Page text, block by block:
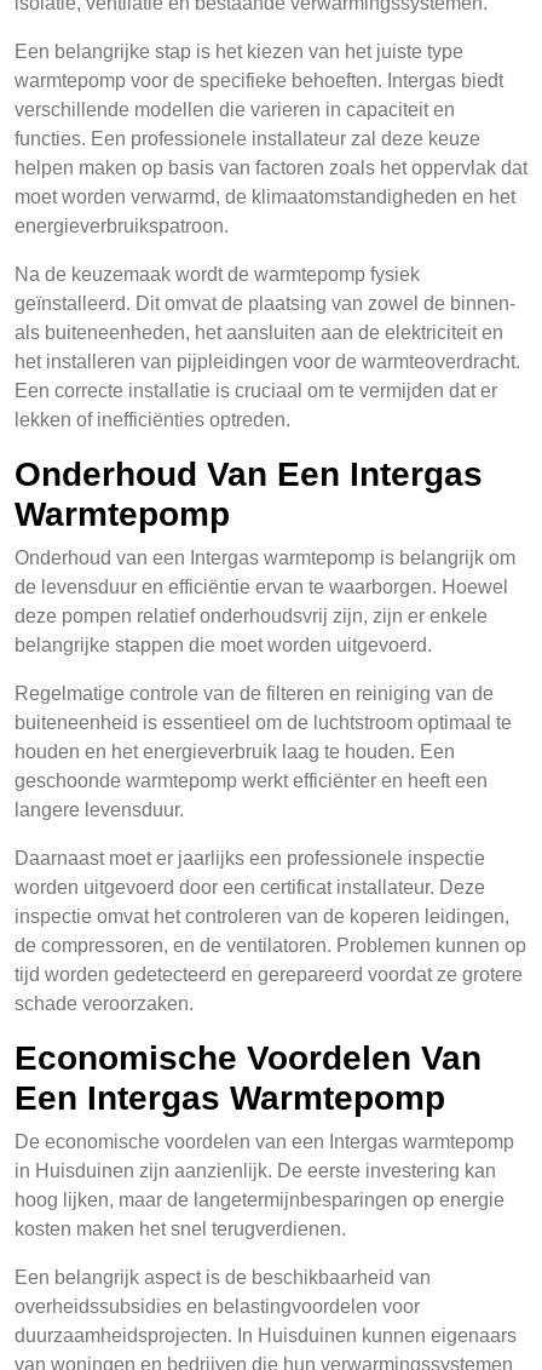
Een belangrijke stap is het kiezen van het juiste type
warmtepomp voor de specifieke behoeften. Intergas biedt
verschillende modellen die varieren in capaciteit en
functies. Een professionele installateur zal deze keuze
helpen maken op basis van factoren zoals het oppervlak dat
moet worden verwarmd, de klimaatomstandigheden en het
energieverbruikspatroon.
Na de keuzemaak wordt de warmtepomp fysiek
geïnstalleerd. Dit omvat de plaatsing van zowel de binnen-
als buiteneenheden, het aansluiten aan de elektriciteit en
het installeren van pijpleidingen voor de warmteoverdracht.
Een correcte installatie is cruciaal om te vermijden dat er
lekken of inefficiënties optreden.
Onderhoud Van Een Intergas
Warmtepomp
Onderhoud van een Intergas warmtepomp is belangrijk om
de levensduur en efficiëntie ervan te waarborgen. Hoewel
deze pompen relatief onderhoudsvrij zijn, zijn er enkele
belangrijke stappen die moet worden uitgevoerd.
Regelmatige controle van de filteren en reiniging van de
buiteneenheid is essentieel om de luchtstroom optimaal te
houden en het energieverbruik laag te houden. Een
geschoonde warmtepomp werkt efficiënter en heeft een
langere levensduur.
Daarnaast moet er jaarlijks een professionele inspectie
worden uitgevoerd door een certificat installateur. Deze
inspectie omvat het controleren van de koperen leidingen,
de compressoren, en de ventilatoren. Problemen kunnen op
tijd worden gedetecteerd en gerepareerd voordat ze grotere
schade veroorzaken.
Economische Voordelen Van
Een Intergas Warmtepomp
De economische voordelen van een Intergas warmtepomp
in Huisduinen zijn aanzienlijk. De eerste investering kan
hoog lijken, maar de langetermijnbesparingen op energie
kosten maken het snel terugverdienen.
Een belangrijk aspect is de beschikbaarheid van
overheidssubsidies en belastingvoordelen voor
duurzaamheidsprojecten. In Huisduinen kunnen eigenaars
van woningen en bedrijven die hun verwarmingssystemen